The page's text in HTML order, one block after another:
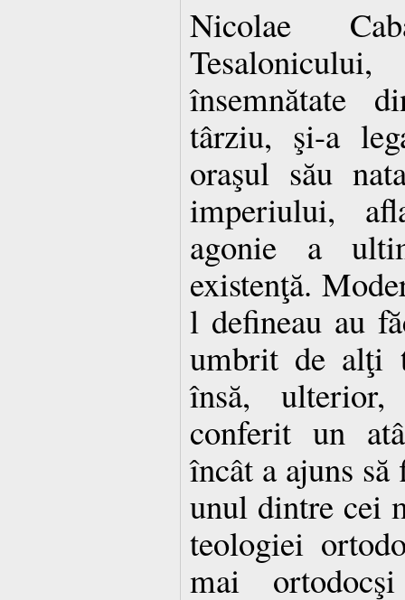
Nicolae
însemnătate
târziu, şi-a
oraşul său
imperiului,
agonie a
existenţă.
l defineau au
umbrit de alţi
însă,
conferit un
încât a ajuns
unul dintre cei
teologiei
mai